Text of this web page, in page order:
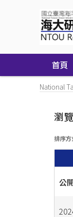
首頁
National
瀏
排序方
公